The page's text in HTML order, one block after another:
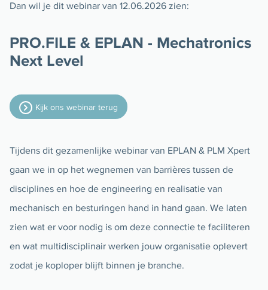
Dan wil je dit webinar van 12.06.2026 zien:
PRO.FILE & EPLAN - Mechatronics
Next Level
Kijk ons webinar terug
Tijdens dit gezamenlijke webinar van EPLAN & PLM Xpert
gaan we in op het wegnemen van barrières tussen de
disciplines en hoe de engineering en realisatie van
mechanisch en besturingen hand in hand gaan. We laten
zien wat er voor nodig is om deze connectie te faciliteren
en wat multidisciplinair werken jouw organisatie oplevert
zodat je koploper blijft binnen je branche.